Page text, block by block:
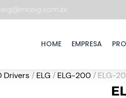
HOME EMPRESA
Drivers /ELG /ELG-200 / ELG-